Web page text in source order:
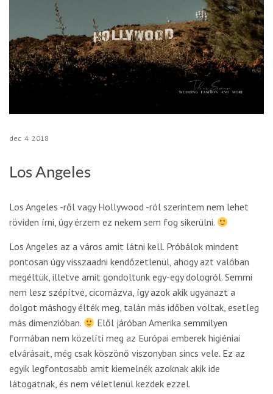
dec 4 2018
Los Angeles
Los Angeles -ről vagy Hollywood -ról szerintem nem lehet
röviden írni, úgy érzem ez nekem sem fog sikerülni.
Los Angeles az a város amit látni kell. Próbálok mindent
pontosan úgy visszaadni kendőzetlenül, ahogy azt valóban
megéltük, illetve amit gondoltunk egy-egy dologról. Semmi
nem lesz szépítve, cicomázva, így azok akik ugyanazt a
dolgot máshogy élték meg, talán más időben voltak, esetleg
más dimenzióban.
Elől járóban Amerika semmilyen
formában nem közelíti meg az Európai emberek higiéniai
elvárásait, még csak köszönő viszonyban sincs vele. Ez az
egyik legfontosabb amit kiemelnék azoknak akik ide
látogatnak, és nem véletlenül kezdek ezzel.